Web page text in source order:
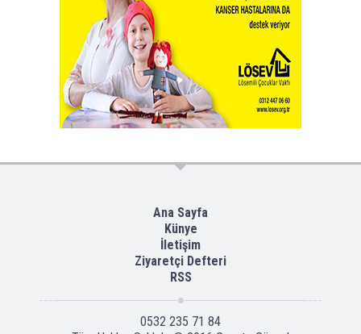
Ana Sayfa
Künye
İletişim
Ziyaretçi Defteri
RSS
0532 235 71 84